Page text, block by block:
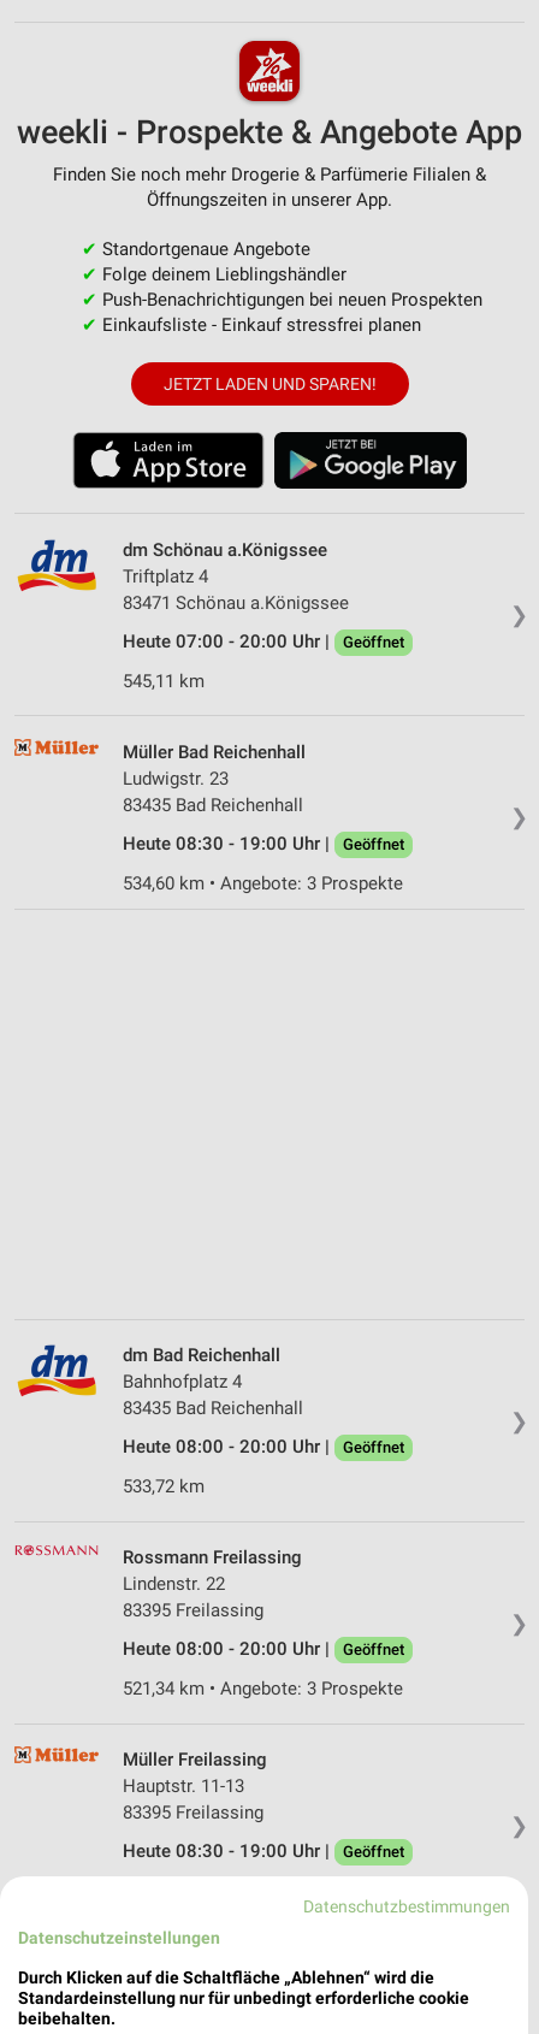
weekli - Prospekte & Angebote App
Finden Sie noch mehr Drogerie & Parfümerie Filialen &
Öffnungszeiten in unserer App.
✔ Standortgenaue Angebote
✔ Folge deinem Lieblingshändler
✔ Push-Benachrichtigungen bei neuen Prospekten
✔ Einkaufsliste - Einkauf stressfrei planen
JETZT LADEN UND SPAREN!
❯
dm Schönau a.Königssee
Triftplatz 4
83471 Schönau a.Königssee
Heute 07:00 - 20:00 Uhr |
Geöffnet
545,11 km
❯
Müller Bad Reichenhall
Ludwigstr. 23
83435 Bad Reichenhall
Heute 08:30 - 19:00 Uhr |
Geöffnet
534,60 km • Angebote: 3 Prospekte
❯
dm Bad Reichenhall
Bahnhofplatz 4
83435 Bad Reichenhall
Heute 08:00 - 20:00 Uhr |
Geöffnet
533,72 km
❯
Rossmann Freilassing
Lindenstr. 22
83395 Freilassing
Heute 08:00 - 20:00 Uhr |
Geöffnet
521,34 km • Angebote: 3 Prospekte
❯
Müller Freilassing
Hauptstr. 11-13
83395 Freilassing
Heute 08:30 - 19:00 Uhr |
Geöffnet
Sägewerkstraße 22
Datenschutzbestimmungen
Datenschutzeinstellungen
Durch Klicken auf die Schaltfläche „Ablehnen“ wird die
Standardeinstellung nur für unbedingt erforderliche cookie
beibehalten.